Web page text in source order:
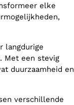
elke
langdurige
Met een stevig
duurzaamheid en
verschillende